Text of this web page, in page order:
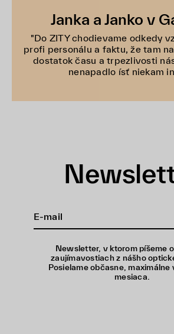
Janka a Janko v
"Do ZITY chodievame odkedy
profi personálu a faktu, že tam
dostatok času a trpezlivosti
nenapadlo ísť niekam
Newsletter, v ktorom píšeme
zaujímavostiach z nášho
Posielame občasne, maximálne
mesiaca.